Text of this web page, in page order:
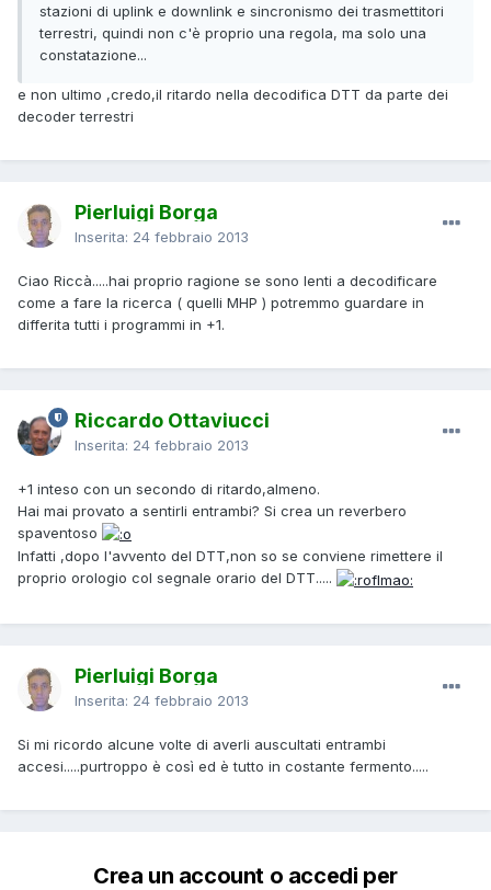
stazioni di uplink e downlink e sincronismo dei trasmettitori
terrestri, quindi non c'è proprio una regola, ma solo una
constatazione...
e non ultimo ,credo,il ritardo nella decodifica DTT da parte dei
decoder terrestri
Pierluigi Borga
Inserita: 24 febbraio 2013
Ciao Riccà.....hai proprio ragione se sono lenti a decodificare
come a fare la ricerca ( quelli MHP ) potremmo guardare in
differita tutti i programmi in +1.
Riccardo Ottaviucci
Inserita: 24 febbraio 2013
+1 inteso con un secondo di ritardo,almeno.
Hai mai provato a sentirli entrambi? Si crea un reverbero
spaventoso
Infatti ,dopo l'avvento del DTT,non so se conviene rimettere il
proprio orologio col segnale orario del DTT.....
Pierluigi Borga
Inserita: 24 febbraio 2013
Si mi ricordo alcune volte di averli auscultati entrambi
accesi.....purtroppo è così ed è tutto in costante fermento.....
Crea un account o accedi per